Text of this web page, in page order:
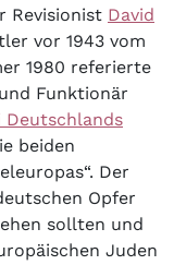
Revisionist David
vor 1943 vom
1980 referierte
Funktionär
Deutschlands
beiden
Der
Opfer
sollten und
Juden